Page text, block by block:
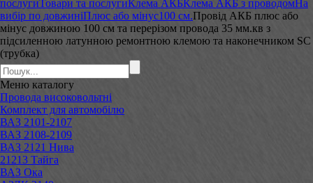
послугиТовари та послугиКлема АКБКлема АКБ з проводомНа
вибір по довжиніПлюс або мінус100 см.Провід АКБ плюс або
мінус довжиною 100 см та перерізом провода 35 мм.кв з
підсиленною латунною ремонтною клемою та наконечником SC
(трубка)
Меню каталогу
Провода високовольтні
Комплект для автомобілю
ВАЗ 2101-2107
ВАЗ 2108-2109
ВАЗ 2121 Нива
21213 Тайга
ВАЗ Ока